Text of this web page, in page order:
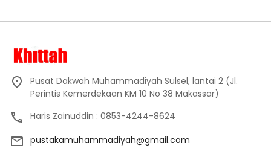
Pusat Dakwah Muhammadiyah Sulsel, lantai 2 (Jl.
Perintis Kemerdekaan KM 10 No 38 Makassar)
Haris Zainuddin : 0853-4244-8624
pustakamuhammadiyah@gmail.com